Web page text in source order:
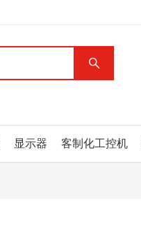
显示器 客制化工控机